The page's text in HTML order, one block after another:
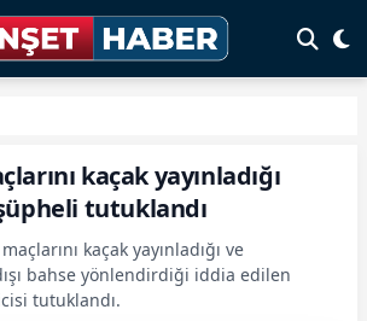
kaçak yayınladığı
tutuklandı
kaçak yayınladığı ve
bahse yönlendirdiği iddia edilen
tutuklandı.